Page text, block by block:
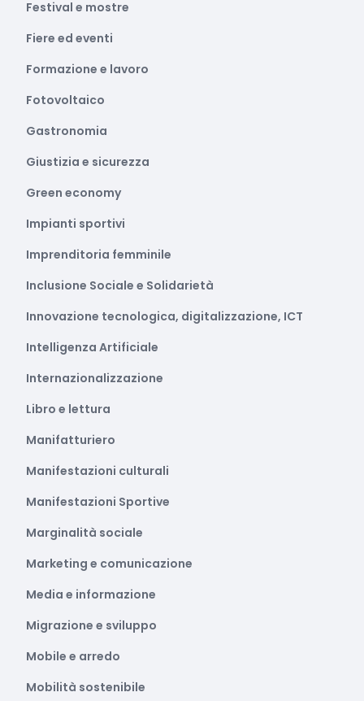
Festival e mostre
Fiere ed eventi
Formazione e lavoro
Fotovoltaico
Gastronomia
Giustizia e sicurezza
Green economy
Impianti sportivi
Imprenditoria femminile
Inclusione Sociale e Solidarietà
Innovazione tecnologica, digitalizzazione, ICT
Intelligenza Artificiale
Internazionalizzazione
Libro e lettura
Manifatturiero
Manifestazioni culturali
Manifestazioni Sportive
Marginalità sociale
Marketing e comunicazione
Media e informazione
Migrazione e sviluppo
Mobile e arredo
Mobilità sostenibile